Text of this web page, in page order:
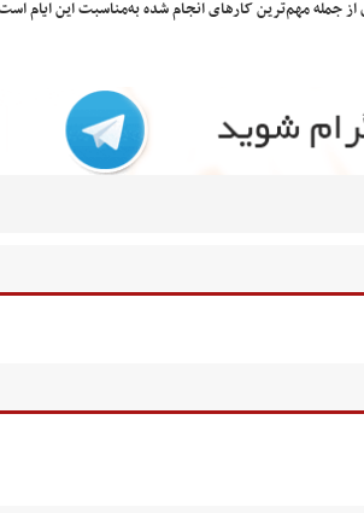
مهم‌ترین کارهای انجام شده به‌مناسبت این ایام